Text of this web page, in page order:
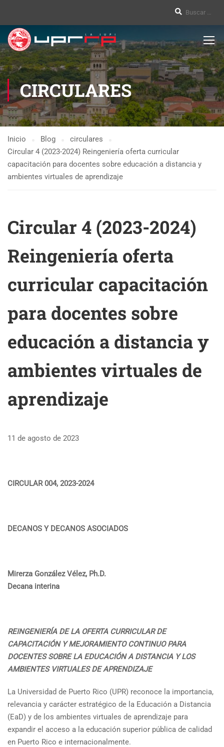
CIRCULARES
Inicio Blog
circulares
Circular 4 (2023-2024) Reingeniería oferta curricular
capacitación para docentes sobre educación a distancia y
ambientes virtuales de aprendizaje
Circular 4 (2023-2024)
Reingeniería oferta
curricular capacitación
para docentes sobre
educación a distancia y
ambientes virtuales de
aprendizaje
11 de agosto de 2023
CIRCULAR 004, 2023-2024
DECANOS Y DECANOS ASOCIADOS
Mirerza González Vélez, Ph.D.
Decana interina
REINGENIERÍA DE LA OFERTA CURRICULAR DE
CAPACITACIÓN Y MEJORAMIENTO CONTINUO PARA
DOCENTES SOBRE LA EDUCACIÓN A DISTANCIA Y LOS
AMBIENTES VIRTUALES DE APRENDIZAJE
La Universidad de Puerto Rico (UPR) reconoce la importancia,
relevancia y carácter estratégico de la Educación a Distancia
(EaD) y de los ambientes virtuales de aprendizaje para
expandir el acceso a la educación superior pública de calidad
en Puerto Rico e internacionalmente.